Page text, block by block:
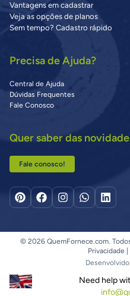
Vantagens em cadastrar
Veja as opções de planos
Sem tempo? Cadastro rápido
Precisa de Ajuda?
Central de Ajuda
Dúvidas Frequentes
Fale Conosco
Quer saber das
Fale conosco!
© 2026 QuemFornece.com.
Privacidade
Need help